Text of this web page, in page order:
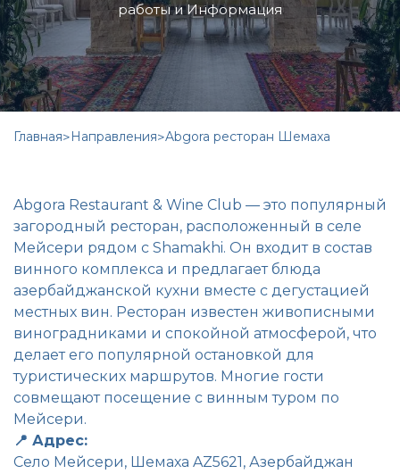
работы и Информация
Главная>Направления>Abgora ресторан Шемаха
Abgora Restaurant & Wine Club — это популярный
загородный ресторан, расположенный в селе
Мейсери рядом с Shamakhi. Он входит в состав
винного комплекса и предлагает блюда
азербайджанской кухни вместе с дегустацией
местных вин. Ресторан известен живописными
виноградниками и спокойной атмосферой, что
делает его популярной остановкой для
туристических маршрутов. Многие гости
совмещают посещение с винным туром по
Мейсери.
📍 Адрес:
Село Мейсери, Шемаха AZ5621, Азербайджан